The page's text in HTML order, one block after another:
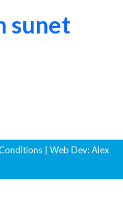
sunet
| Web Dev:Alex